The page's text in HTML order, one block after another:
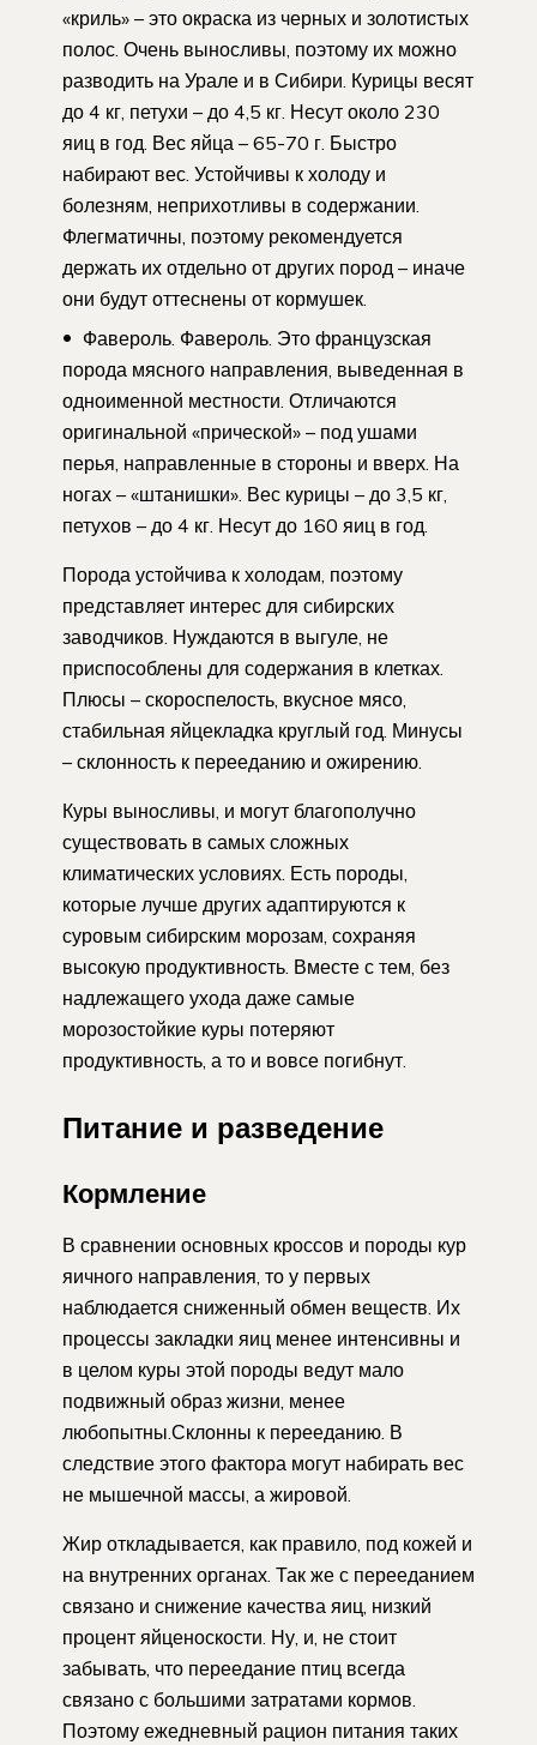
«криль» – это окраска из черных и золотистых
полос. Очень выносливы, поэтому их можно
разводить на Урале и в Сибири. Курицы весят
до 4 кг, петухи – до 4,5 кг. Несут около 230
яиц в год. Вес яйца – 65-70 г. Быстро
набирают вес. Устойчивы к холоду и
болезням, неприхотливы в содержании.
Флегматичны, поэтому рекомендуется
держать их отдельно от других пород – иначе
они будут оттеснены от кормушек.
Фавероль. Фавероль. Это французская
порода мясного направления, выведенная в
одноименной местности. Отличаются
оригинальной «прической» – под ушами
перья, направленные в стороны и вверх. На
ногах – «штанишки». Вес курицы – до 3,5 кг,
петухов – до 4 кг. Несут до 160 яиц в год.
Порода устойчива к холодам, поэтому
представляет интерес для сибирских
заводчиков. Нуждаются в выгуле, не
приспособлены для содержания в клетках.
Плюсы – скороспелость, вкусное мясо,
стабильная яйцекладка круглый год. Минусы
– склонность к перееданию и ожирению.
Куры выносливы, и могут благополучно
существовать в самых сложных
климатических условиях. Есть породы,
которые лучше других адаптируются к
суровым сибирским морозам, сохраняя
высокую продуктивность. Вместе с тем, без
надлежащего ухода даже самые
морозостойкие куры потеряют
продуктивность, а то и вовсе погибнут.
Питание и разведение
Кормление
В сравнении основных кроссов и породы кур
яичного направления, то у первых
наблюдается сниженный обмен веществ. Их
процессы закладки яиц менее интенсивны и
в целом куры этой породы ведут мало
подвижный образ жизни, менее
любопытны.Склонны к перееданию. В
следствие этого фактора могут набирать вес
не мышечной массы, а жировой.
Жир откладывается, как правило, под кожей и
на внутренних органах. Так же с перееданием
связано и снижение качества яиц, низкий
процент яйценоскости. Ну, и, не стоит
забывать, что переедание птиц всегда
связано с большими затратами кормов.
Поэтому ежедневный рацион питания таких